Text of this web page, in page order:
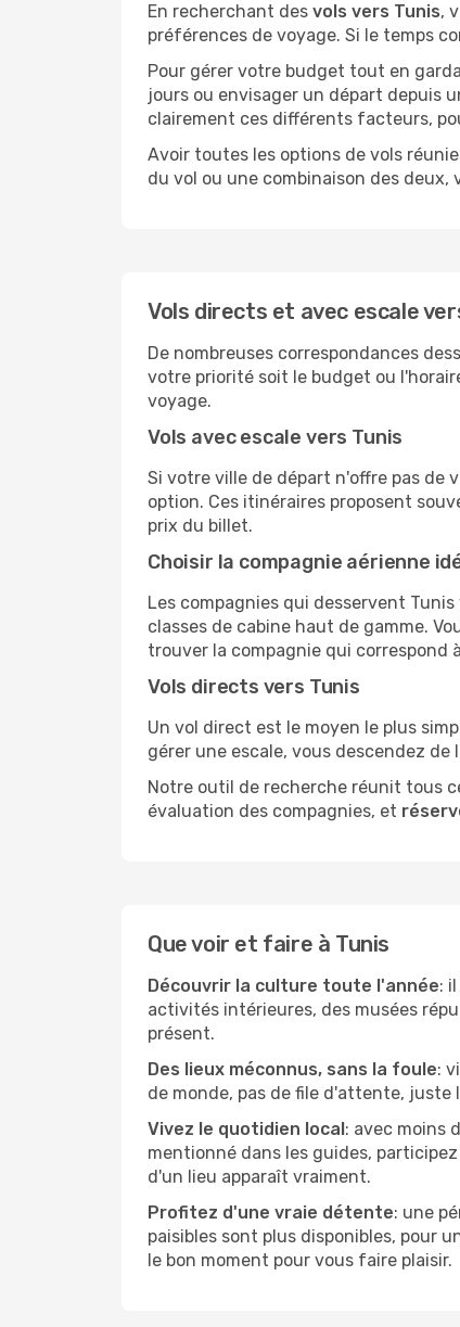
En recherchant des vols vers Tunis,
préférences de voyage. Si le temps
Pour gérer votre budget tout en
jours ou envisager un départ depuis
clairement ces différents facteurs,
Avoir toutes les options de vols
du vol ou une combinaison des
Vols directs et avec escale
De nombreuses correspondances
votre priorité soit le budget ou
voyage.
Vols avec escale vers Tunis
Si votre ville de départ n'offre pas de
option. Ces itinéraires proposent
prix du billet.
Choisir la compagnie aérienne
Les compagnies qui desservent
classes de cabine haut de gamme.
trouver la compagnie qui correspond
Vols directs vers Tunis
Un vol direct est le moyen le plus
gérer une escale, vous descendez
Notre outil de recherche réunit tous
évaluation des compagnies, et
Que voir et faire à Tunis
Découvrir la culture toute l'année:
activités intérieures, des musées
présent.
Des lieux méconnus, sans la foule:
de monde, pas de file d'attente,
Vivez le quotidien local: avec moins
mentionné dans les guides,
d'un lieu apparaît vraiment.
Profitez d'une vraie détente: une
paisibles sont plus disponibles, pour
le bon moment pour vous faire plaisir.